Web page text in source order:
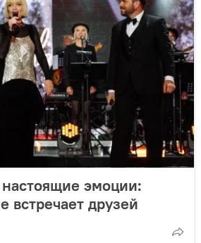
эмоции:
встречает друзей